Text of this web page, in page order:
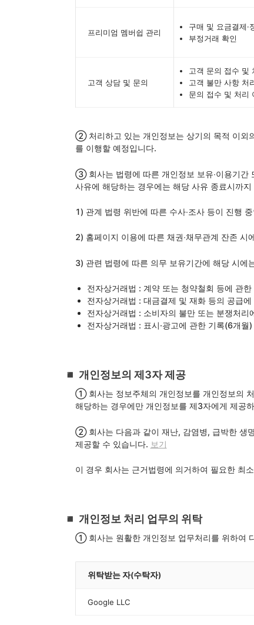
프리미엄 멤버쉽 관리
구매 및 요금결제·
부정거래 확인
고객 상담 및 문의
고객 문의 접수 및
고객 불만 사항 처
문의 접수 및 처리
② 처리하고 있는 개인정보는 상기의 목적 이외
를 이행할 예정입니다.
③ 회사는 법령에 따른 개인정보 보유∙이용기간
사유에 해당하는 경우에는 해당 사유 종료시까지
1) 관계 법령 위반에 따른 수사∙조사 등이 진행
2) 홈페이지 이용에 따른 채권∙채무관계 잔존 시
3) 관련 법령에 따른 의무 보유기간에 해당 시에
전자상거래법 : 계약 또는 청약철회 등에 관
전자상거래법 : 대금결제 및 재화 등의 공급
전자상거래법 : 소비자의 불만 또는 분쟁처리
전자상거래법 : 표시·광고에 관한 기록(6개월)
◾️ 개인정보의 제3자 제공
① 회사는 정보주체의 개인정보를 개인정보의
해당하는 경우에만 개인정보를 제3자에게 제공
② 회사는 다음과 같이 재난, 감염병, 급박한 생
제공할 수 있습니다. 보기
이 경우 회사는 근거법령에 의거하여 필요한 최
◾️ 개인정보 처리 업무의 위탁
① 회사는 원활한 개인정보 업무처리를 위하여
위탁받는 자(수탁자)
Google LLC